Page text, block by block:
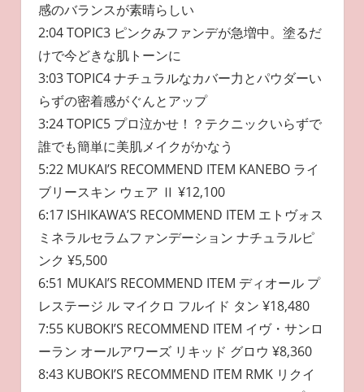
感のバランスが素晴らしい
2:04 TOPIC3 ピンクみファンデが急増中。塗るだ
けで今どきな肌トーンに
3:03 TOPIC4 ナチュラルなカバー力とパウダーい
らずの密着感がぐんとアップ
3:24 TOPIC5 プロ泣かせ！？テクニックいらずで
誰でも簡単に美肌メイクがかなう
5:22 MUKAI’S RECOMMEND ITEM KANEBO ライ
ブリースキン ウェア Ⅱ ¥12,100
6:17 ISHIKAWA’S RECOMMEND ITEM エトヴォス
ミネラルセラムファンデーション ナチュラルピ
ンク ¥5,500
6:51 MUKAI’S RECOMMEND ITEM ディオール プ
レステージ ル マイクロ フルイド タン ¥18,480
7:55 KUBOKI’S RECOMMEND ITEM イヴ・サンロ
ーラン オールアワーズ リキッド グロウ ¥8,360
8:43 KUBOKI’S RECOMMEND ITEM RMK リクイ